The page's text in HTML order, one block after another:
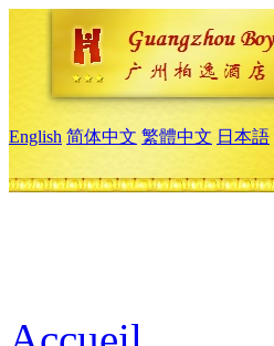
English 简体中文 繁體中文 日本語